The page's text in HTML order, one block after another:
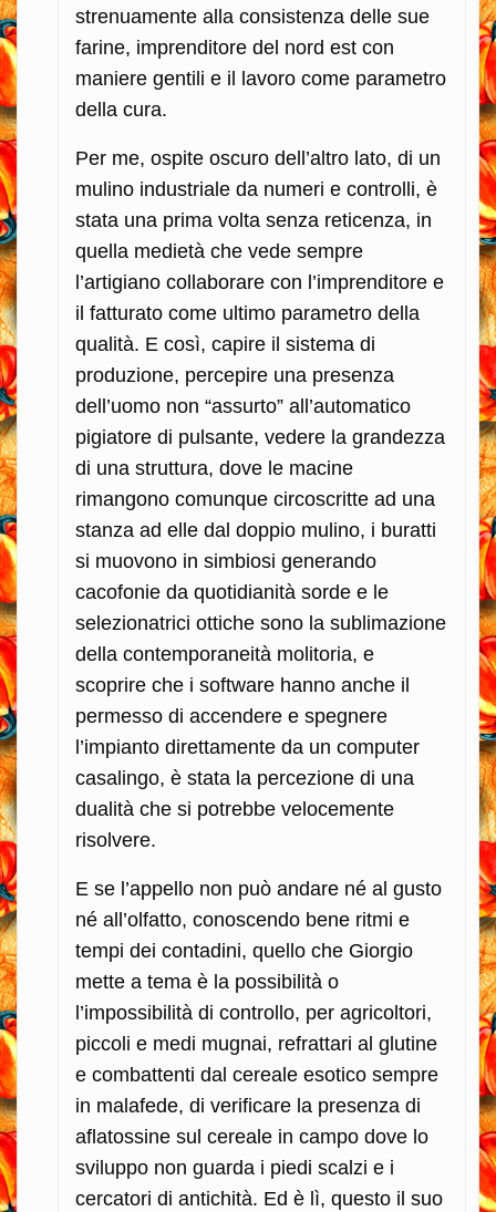
strenuamente alla consistenza delle sue
farine, imprenditore del nord est con
maniere gentili e il lavoro come parametro
della cura.
Per me, ospite oscuro dell’altro lato, di un
mulino industriale da numeri e controlli, è
stata una prima volta senza reticenza, in
quella medietà che vede sempre
l’artigiano collaborare con l’imprenditore e
il fatturato come ultimo parametro della
qualità. E così, capire il sistema di
produzione, percepire una presenza
dell’uomo non “assurto” all’automatico
pigiatore di pulsante, vedere la grandezza
di una struttura, dove le macine
rimangono comunque circoscritte ad una
stanza ad elle dal doppio mulino, i buratti
si muovono in simbiosi generando
cacofonie da quotidianità sorde e le
selezionatrici ottiche sono la sublimazione
della contemporaneità molitoria, e
scoprire che i software hanno anche il
permesso di accendere e spegnere
l’impianto direttamente da un computer
casalingo, è stata la percezione di una
dualità che si potrebbe velocemente
risolvere.
E se l’appello non può andare né al gusto
né all’olfatto, conoscendo bene ritmi e
tempi dei contadini, quello che Giorgio
mette a tema è la possibilità o
l’impossibilità di controllo, per agricoltori,
piccoli e medi mugnai, refrattari al glutine
e combattenti dal cereale esotico sempre
in malafede, di verificare la presenza di
aflatossine sul cereale in campo dove lo
sviluppo non guarda i piedi scalzi e i
cercatori di antichità. Ed è lì, questo il suo